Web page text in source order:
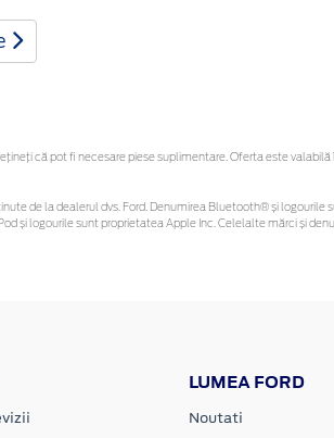
că pot fi necesare piese suplimentare. Oferta este
de la dealerul dvs. Ford. Denumirea Bluetooth® și logourile
și logourile sunt proprietatea Apple Inc. Celelalte mărci și
LUMEA FORD
Noutati